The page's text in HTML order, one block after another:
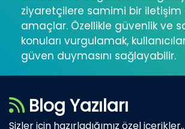
ziyaretçilere samimi bir iletişim
amaçlar. Özellikle güvenlik ve
konuları vurgulamak,
güven duymasını sağlayabilir.
Blog Yazıları
Sizler için hazırladığımız özel içerikler..